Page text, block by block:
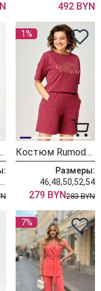
492 BYN
коралл
1%
Костюм Rumoda 2293 бордовый
Размеры:
46,48,50,52,54
279 BYN283 BYN
7%